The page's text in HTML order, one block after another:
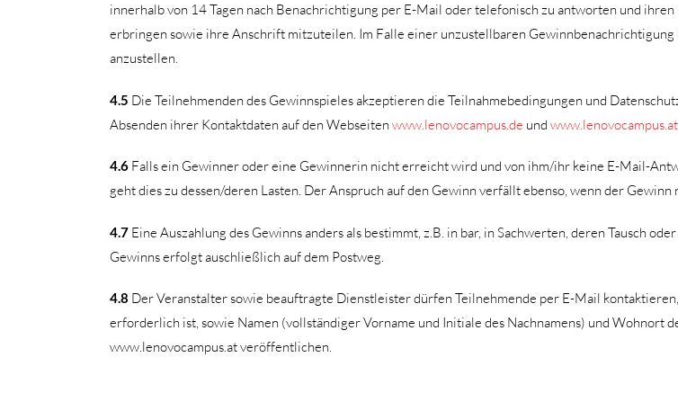
innerhalb von 14 Tagen nach Benachrichtigung per E-Mail oder telefonisch zu antworten und
erbringen sowie ihre Anschrift mitzuteilen. Im Falle einer unzustellbaren
anzustellen.
4.5 Die Teilnehmenden des Gewinnspieles akzeptieren die Teilnahmebedingungen und
Absenden ihrer Kontaktdaten auf den Webseiten www.lenovocampus.de und www.lenovocampus.at
4.6 Falls ein Gewinner oder eine Gewinnerin nicht erreicht wird und von ihm/ihr keine E-Mail-
geht dies zu dessen/deren Lasten. Der Anspruch auf den Gewinn verfällt ebenso, wenn der
4.7 Eine Auszahlung des Gewinns anders als bestimmt, z.B. in bar, in Sachwerten, deren Tausch
Gewinns erfolgt auschließlich auf dem Postweg.
4.8 Der Veranstalter sowie beauftragte Dienstleister dürfen Teilnehmende per E-Mail
erforderlich ist, sowie Namen (vollständiger Vorname und Initiale des Nachnamens) und Wohnort
www.lenovocampus.at veröffentlichen.